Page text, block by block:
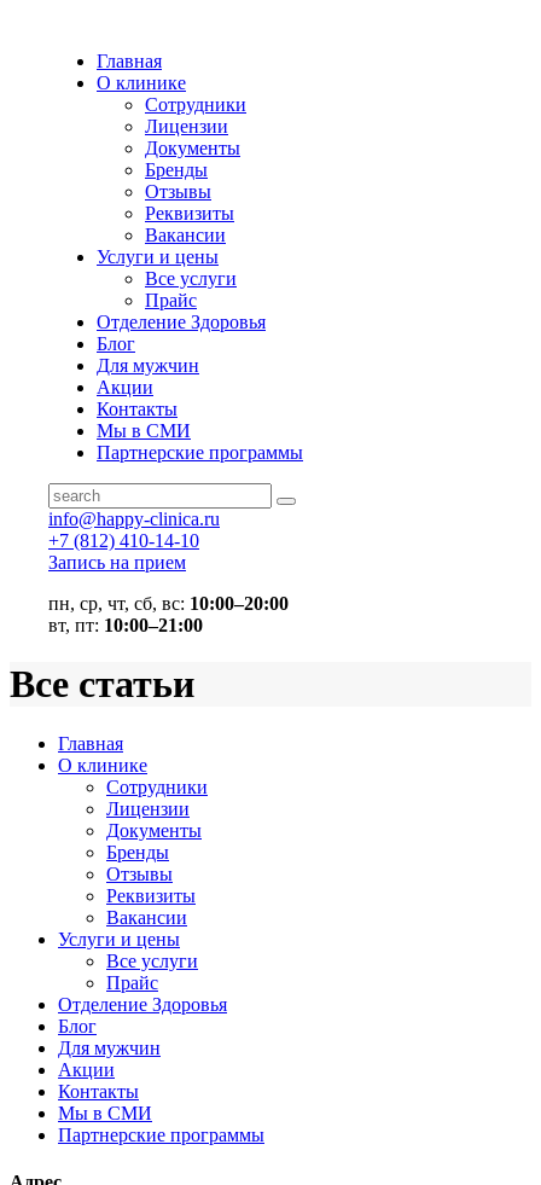
Главная
О клинике
Сотрудники
Лицензии
Документы
Бренды
Отзывы
Реквизиты
Вакансии
Услуги и цены
Все услуги
Прайс
Отделение Здоровья
Блог
Для мужчин
Акции
Контакты
Мы в СМИ
Партнерские программы
info@happy-clinica.ru
+7 (812) 410-14-10
Запись на прием
пн, ср, чт, сб, вс: 10:00–20:00
вт, пт: 10:00–21:00
Все статьи
Главная
О клинике
Сотрудники
Лицензии
Документы
Бренды
Отзывы
Реквизиты
Вакансии
Услуги и цены
Все услуги
Прайс
Отделение Здоровья
Блог
Для мужчин
Акции
Контакты
Мы в СМИ
Партнерские программы